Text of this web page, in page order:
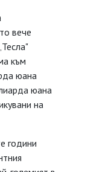
вече
към
юана
юана
на
години